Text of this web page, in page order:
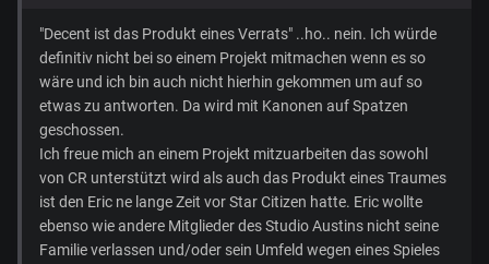
"Decent ist das Produkt eines Verrats" ..ho.. nein. Ich würde
definitiv nicht bei so einem Projekt mitmachen wenn es so
wäre und ich bin auch nicht hierhin gekommen um auf so
etwas zu antworten. Da wird mit Kanonen auf Spatzen
geschossen.
Ich freue mich an einem Projekt mitzuarbeiten das sowohl
von CR unterstützt wird als auch das Produkt eines Traumes
ist den Eric ne lange Zeit vor Star Citizen hatte. Eric wollte
ebenso wie andere Mitglieder des Studio Austins nicht seine
Familie verlassen und/oder sein Umfeld wegen eines Spieles